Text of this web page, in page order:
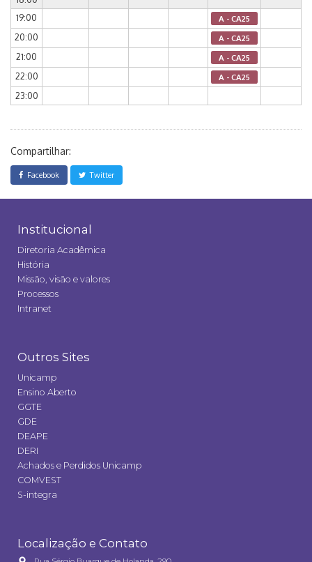
19:00
A - CA25
20:00 A - CA25
21:00 A - CA25
22:00 A - CA25
23:00
Compartilhar:
Facebook Twitter
Institucional
Diretoria Acadêmica
História
Missão, visão e valores
Processos
Intranet
Outros Sites
Unicamp
Ensino Aberto
GGTE
GDE
DEAPE
DERI
Achados e Perdidos Unicamp
COMVEST
S-integra
Localização e Contato